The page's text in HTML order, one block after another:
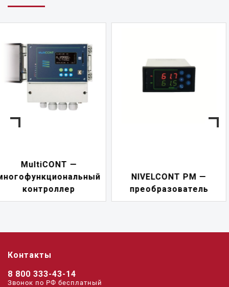
NIVELCONT PM —
преобразователь
переключатель
Контакты
8 800 333-43-14
Звонок по РФ беcплатный